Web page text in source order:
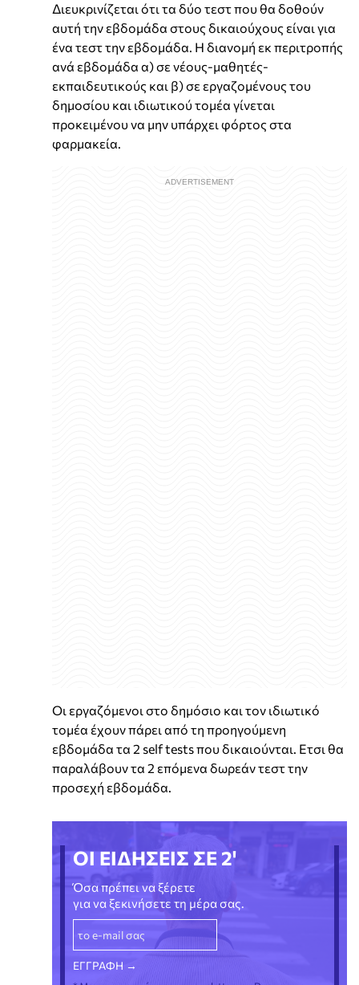
Διευκρινίζεται ότι τα δύο τεστ που θα δοθούν
αυτή την εβδομάδα στους δικαιούχους είναι για
ένα τεστ την εβδομάδα. Η διανομή εκ περιτροπής
ανά εβδομάδα α) σε νέους-μαθητές-
εκπαιδευτικούς και β) σε εργαζομένους του
δημοσίου και ιδιωτικού τομέα γίνεται
προκειμένου να μην υπάρχει φόρτος στα
φαρμακεία.
Οι εργαζόμενοι στο δημόσιο και τον ιδιωτικό
τομέα έχουν πάρει από τη προηγούμενη
εβδομάδα τα 2 self tests που δικαιούνται. Ετσι θα
παραλάβουν τα 2 επόμενα δωρεάν τεστ την
προσεχή εβδομάδα.
ΟΙ ΕΙΔΗΣΕΙΣ ΣΕ 2'
Όσα πρέπει να ξέρετε
για να ξεκινήσετε τη μέρα σας.